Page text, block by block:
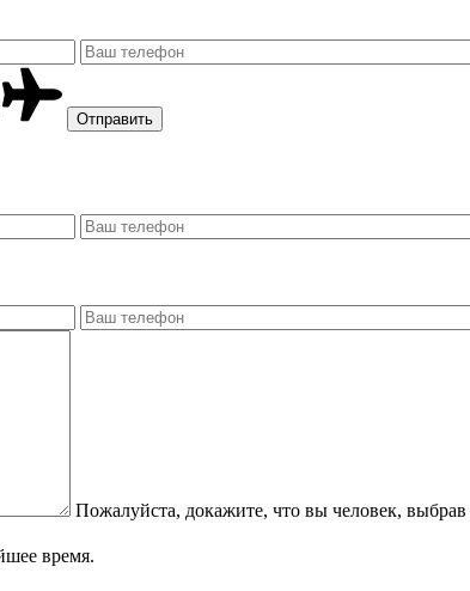
Пожалуйста, докажите, что вы человек, выбрав
время.